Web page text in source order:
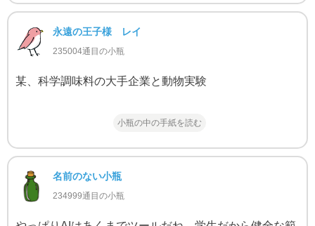
永遠の王子様 レイ
235004通目の小瓶
某、科学調味料の大手企業と動物実験
小瓶の中の手紙を読む
名前のない小瓶
234999通目の小瓶